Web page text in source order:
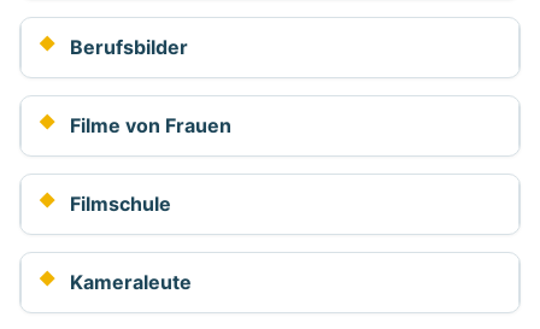
Berufsbilder
Filme von Frauen
Filmschule
Kameraleute